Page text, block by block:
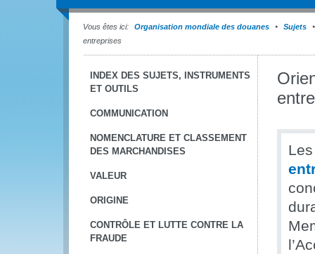
Vous êtes ici: Organisation mondiale des douanes
Sujets
entreprises
INDEX DES SUJETS, INSTRUMENTS
ET OUTILS
COMMUNICATION
NOMENCLATURE ET CLASSEMENT
DES MARCHANDISES
VALEUR
ORIGINE
CONTRÔLE ET LUTTE CONTRE LA
FRAUDE